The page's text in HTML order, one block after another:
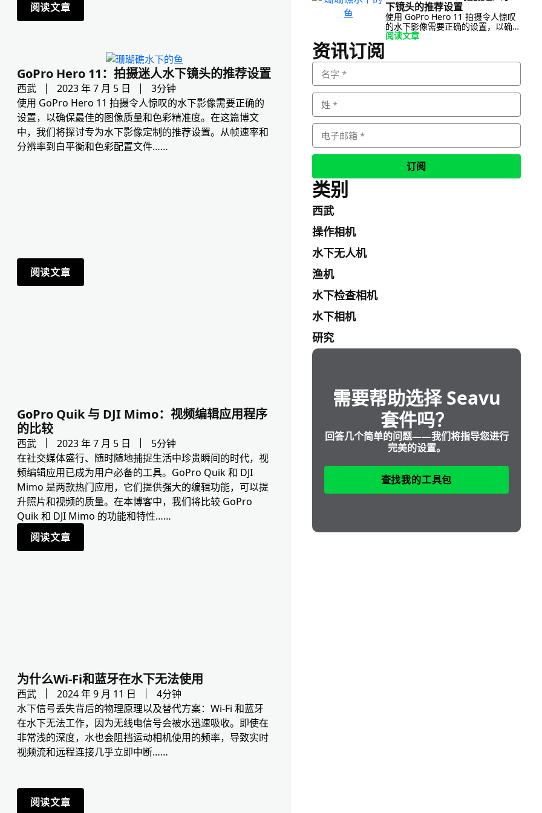
阅读文章
GoPro Hero 11：拍摄迷人水下镜头的推荐设置
西武 2023 年 7 月 5 日
3分钟
使用 GoPro Hero 11 拍摄令人惊叹的水下影像需要正确的
设置，以确保最佳的图像质量和色彩精准度。在这篇博文
中，我们将探讨专为水下影像定制的推荐设置。从帧速率和
分辨率到白平衡和色彩配置文件……
阅读文章
GoPro Quik 与 DJI Mimo：视频编辑应用程序
的比较
西武 2023 年 7 月 5 日
5分钟
在社交媒体盛行、随时随地捕捉生活中珍贵瞬间的时代，视
频编辑应用已成为用户必备的工具。GoPro Quik 和 DJI
Mimo 是两款热门应用，它们提供强大的编辑功能，可以提
升照片和视频的质量。在本博客中，我们将比较 GoPro
Quik 和 DJI Mimo 的功能和特性……
阅读文章
为什么Wi-Fi和蓝牙在水下无法使用
西武 2024 年 9 月 11 日
4分钟
水下信号丢失背后的物理原理以及替代方案：Wi-Fi 和蓝牙
在水下无法工作，因为无线电信号会被水迅速吸收。即使在
非常浅的深度，水也会阻挡运动相机使用的频率，导致实时
视频流和远程连接几乎立即中断……
阅读文章
[…]
下镜头的推荐设置
使用 GoPro Hero 11 拍摄令人惊叹
的水下影像需要正确的设置，以确保
最佳的图像质量和色彩精准度。在这
到白平衡和色彩配置文件，这些设置
[…]
阅读文章
资讯订阅
订阅
类别
西武
操作相机
水下无人机
渔机
水下检查相机
水下相机
研究
需要帮助选择 Seavu
套件吗？
回答几个简单的问题——我们将指导您进行
完美的设置。
查找我的工具包